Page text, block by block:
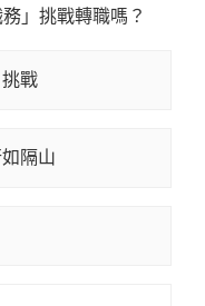
」挑戰轉職嗎？
戰
隔山